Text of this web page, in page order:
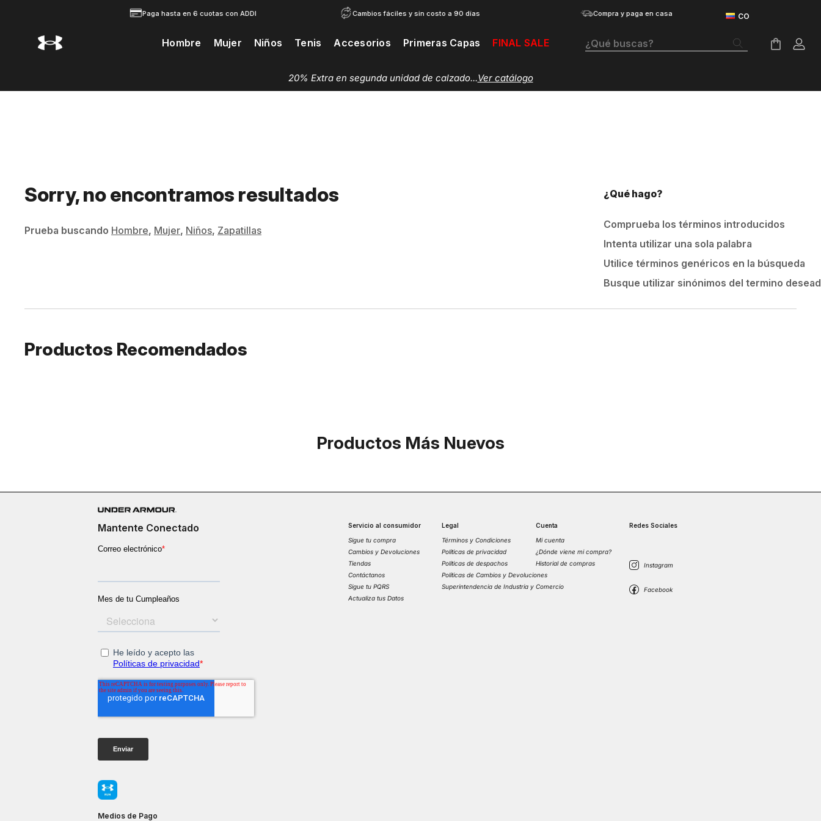
Paga hasta en 6 cuotas con ADDI Cambios fáciles y sin costo a 90 días Compra y paga en casa
Hombre Mujer Niños Tenis Accesorios Primeras Capas FINAL SALE ¿Qué buscas?
20% Extra en segunda unidad de calzado...Ver catálogo
Sorry, no encontramos resultados
Prueba buscando Hombre, Mujer, Niños, Zapatillas
¿Qué hago?
Comprueba los términos introducidos
Intenta utilizar una sola palabra
Utilice términos genéricos en la búsqueda
Busque utilizar sinónimos del termino
Productos Recomendados
Productos Más Nuevos
Mantente Conectado
Medios de Pago
Servicio al consumidor
Sigue tu compra
Cambios y Devoluciones
Tiendas
Contáctanos
Sigue tu PQRS
Actualiza tus Datos
Legal
Términos y Condiciones
Políticas de privacidad
Políticas de despachos
Políticas de Cambios y Devoluciones
Superintendencia de Industria y Comercio
Cuenta
Mi cuenta
¿Dónde viene mi compra?
Historial de compras
Redes Sociales
Botas
Guayos
Velociti Distance
Velociti